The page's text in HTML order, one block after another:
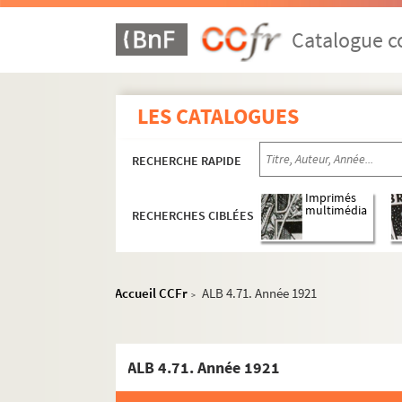
Catalogue
LES CATALOGUES
RECHERCHE RAPIDE
RECHERCHES CIBLÉES
Imprimés
multimédia
Accueil CCFr > ALB 4.71. Année 1921
ALB 4.71. Année 1921
Documents de famille
Documents estudiantins et professionnels